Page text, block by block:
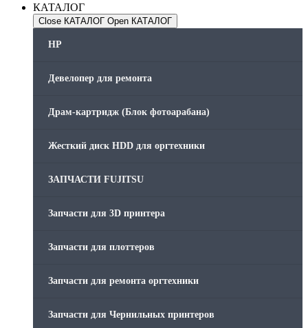
КАТАЛОГ
Close КАТАЛОГ Open КАТАЛОГ
HP
Девелопер для ремонта
Драм-картридж (Блок фотоарабана)
Жесткий диск HDD для оргтехники
ЗАПЧАСТИ FUJITSU
Запчасти для 3D принтера
Запчасти для плоттеров
Запчасти для ремонта оргтехники
Запчасти для Чернильных принтеров